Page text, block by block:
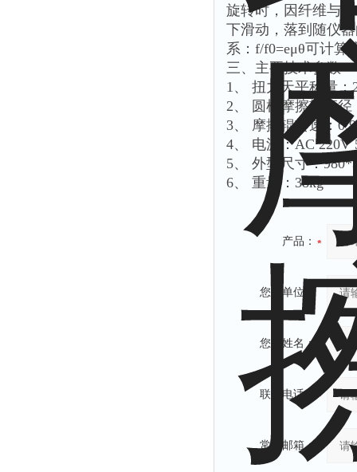
旋转时，因纤维与
下滑动，落到随仪
系：f/f0=eμθ可计算
三、主要技术参数
1、 扭力天平称量：
2、 圆柱摩擦辊直径
3、 摩擦辊转速：
4、 电源：AC 220V
5、 外型尺寸：
6、 重量：38kg
产品：
您的单位：
您的姓名：
联系电话：
常用邮箱：